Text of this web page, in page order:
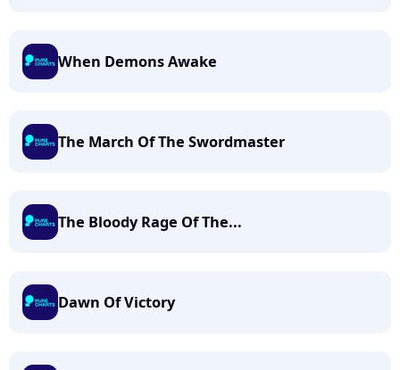
When Demons Awake
The March Of The Swordmaster
The Bloody Rage Of The...
Dawn Of Victory